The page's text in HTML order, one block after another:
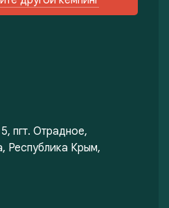
пгт. Отрадное,
Республика Крым,